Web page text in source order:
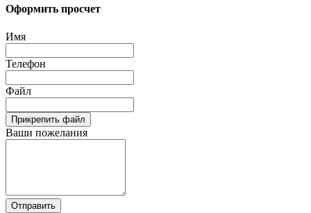
Оформить просчет
Имя
Телефон
Файл
Прикрепить файл
Ваши пожелания
Отправить